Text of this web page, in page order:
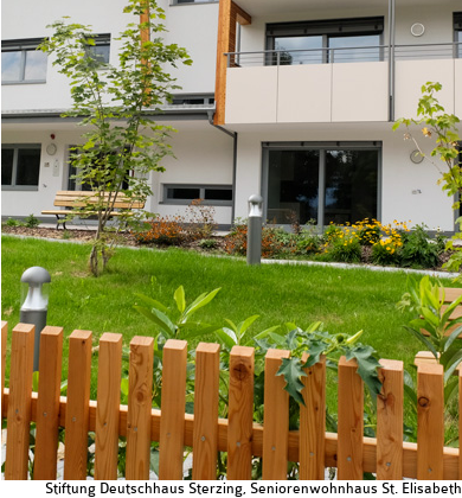
Stiftung Deutschhaus Sterzing, Seniorenwohnhaus St. Elisabeth